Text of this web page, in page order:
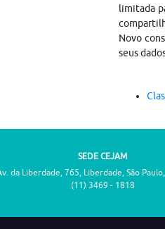
limitada
Novo
seus
SEDE CEJAM
da Liberdade, 765, Liberdade, São
(11) 3469 - 1818